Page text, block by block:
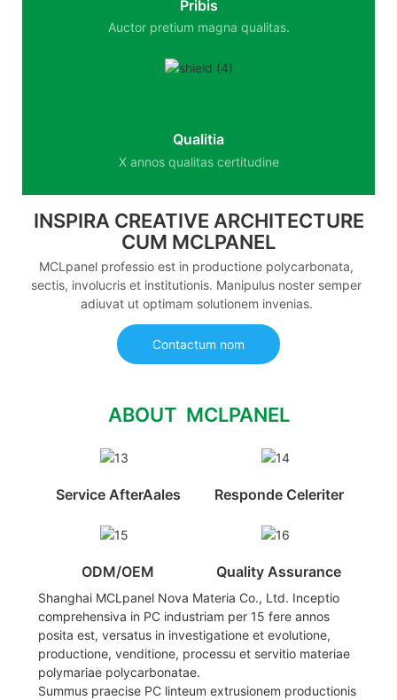
Pribis
Auctor pretium magna qualitas.
Qualitia
X annos qualitas certitudine
INSPIRA CREATIVE ARCHITECTURE
CUM MCLPANEL
MCLpanel professio est in productione polycarbonata,
sectis, involucris et institutionis. Manipulus noster semper
adiuvat ut optimam solutionem invenias.
Contactum nom
ABOUT MCLPANEL
Service AfterAales Responde Celeriter
ODM/OEM Quality Assurance
Shanghai MCLpanel Nova Materia Co., Ltd. Inceptio
comprehensiva in PC industriam per 15 fere annos
posita est, versatus in investigatione et evolutione,
productione, venditione, processu et servitio materiae
polymariae polycarbonatae.
Summus praecise PC linteum extrusionem productionis